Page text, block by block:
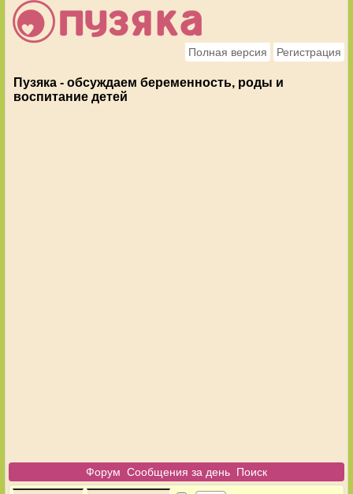
Полная версия Регистрация
Пузяка - обсуждаем беременность, роды и
воспитание детей
Форум Сообщения за день Поиск